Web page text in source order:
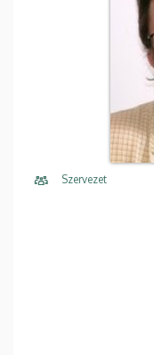
Szervezet